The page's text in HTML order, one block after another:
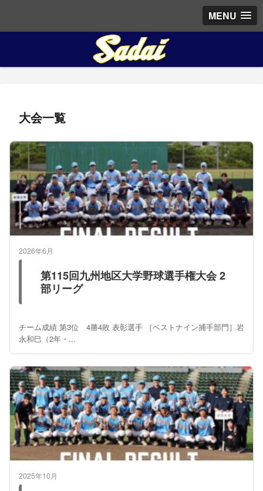
MENU
大会一覧
2026年6月
第115回九州地区大学野球選手権大会 2
部リーグ
チーム成績 第3位 4勝4敗 表彰選手 ［ベストナイン捕手部門］岩
永和巳（2年・...
2025年10月